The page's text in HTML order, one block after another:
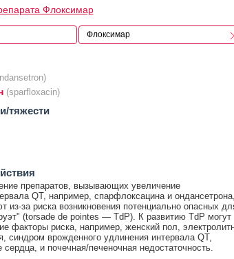
Флоксимар
(sparfloxacin)
тяжести
препаратов, вызывающих увеличение
QT, например, спарфлоксацина и
из-за риска возникновения потенциально опасных
(torsade de pointes — TdP). К развитию TdP могут
факторы риска, например, женский пол,
синдром врожденного удлинения интервала QT,
сердца, и почечная/печеночная недостаточность.